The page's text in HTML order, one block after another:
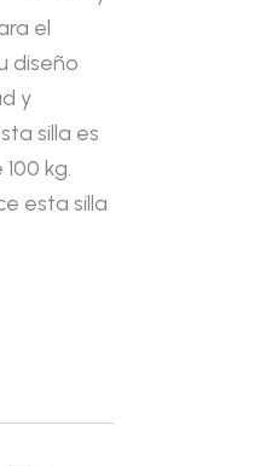
el
diseño
y
silla es
kg.
esta silla